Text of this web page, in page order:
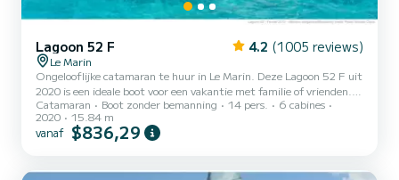
Lagoon 52 F 4.2 (1005 reviews)
Le Marin
Ongelooflijke catamaran te huur in Le Marin. Deze Lagoon 52 F uit
2020 is een ideale boot voor een vakantie met familie of vrienden.
De catamaran is 16 meter lang met 160 pk. De 6 hutten bieden
plaats aan 14 passagiers tijdens het cruisen. Voor uw comfort heeft
SHAMA 6 toiletten met een douche Deze boot is uitgerust met
Catamaran Boot zonder bemanning 14 pers.
6 cabines
2020
15.84 m
vanaf $836,29